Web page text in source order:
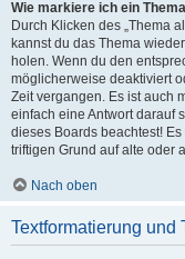
Wie markiere ich ein
Durch Klicken des „Thema
kannst du das Thema
holen. Wenn du den
möglicherweise deaktiviert
Zeit vergangen. Es ist auch
einfach eine Antwort darauf
dieses Boards beachtest!
triftigen Grund auf alte oder
Nach oben
Textformatierung und